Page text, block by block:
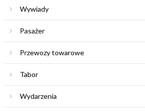
Wywiady
Pasażer
Przewozy towarowe
Tabor
Wydarzenia